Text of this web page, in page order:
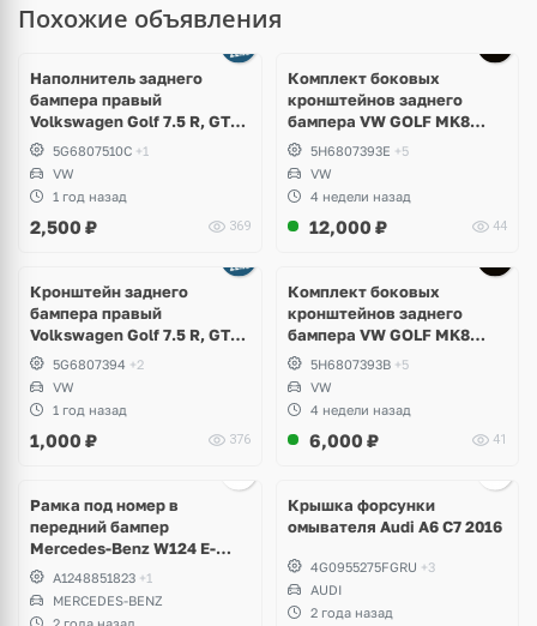
Похожие объявления
Наполнитель заднего
бампера правый
Volkswagen Golf 7.5 R, GTI,
GTD5G6807510C +1
VW
1 год назад
2,500 ₽ 369
Комплект боковых
кронштейнов заднего
бампера VW GOLF MK8
5H6807394E; 5H6807393E
5H6807393E +5
VW
4 недели назад
12,000 ₽ 44
Кронштейн заднего
бампера правый
Volkswagen Golf 7.5 R, GTI,
GTD, e-Golf
5G6807394 +2
VW
1 год назад
1,000 ₽ 376
Комплект боковых
кронштейнов заднего
бампера VW GOLF MK8
5H6807393B; 5H6807394B
5H6807393B +5
VW
4 недели назад
6,000 ₽ 41
Рамка под номер в
передний бампер
Mercedes-Benz W124 E-
KlassA1248851823 +1
MERCEDES-BENZ
2 года назад
Крышка форсунки
омывателя Audi A6 C7 2016
4G0955275FGRU +3
AUDI
2 года назад